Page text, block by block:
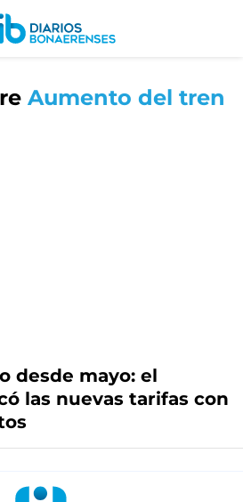
Aumento del tren
desde mayo: el
las nuevas tarifas con